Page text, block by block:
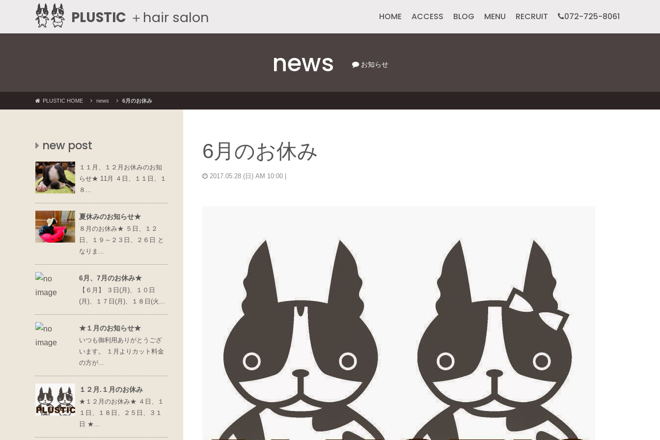
PLUSTIC ＋hair salon HOME ACCESS BLOG MENU RECRUIT 072-725-8061
news お知らせ
PLUSTIC HOME news 6月のお休み
6月のお休み
2017.05.28 (日) AM 10:00 |
new post
１１月、１２月お休みのお知
らせ★ 11月 ４日、１１日、１
８...
夏休みのお知らせ★
８月のお休み★ ５日、１２
日、１９～２３日、２６日 と
なりま...
6月、7月のお休み★
【６月】 ３日(月)、１０日
(月)、１７日(月)、１８日(火...
★１月のお知らせ★
いつも御利用ありがとうござ
います。 １月よりカット料金
の方が...
１２月.１月のお休み
★１２月のお休み★ ４日、１
１日、１８日、２５日、３１
日 ★...